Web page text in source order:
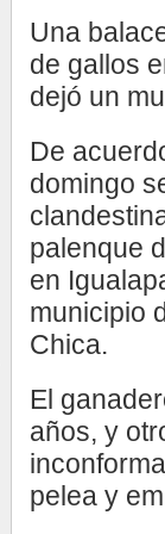
Una
de gallos
dejó un
De
domingo
palenque
en
municipio
Chica.
El
años, y
pelea y